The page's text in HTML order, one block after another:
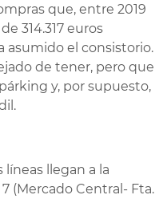
que, entre 2019
314.317 euros
asumido el consistorio.
de tener, pero que
y, por supuesto,
llegan a la
(Mercado Central- Fta.